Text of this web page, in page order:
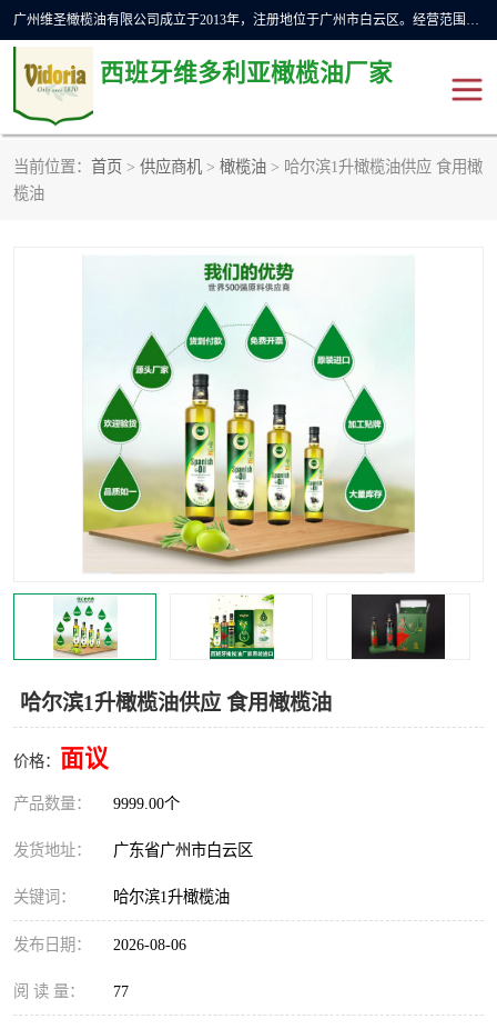
广州维圣橄榄油有限公司成立于2013年，注册地位于广州市白云区。经营范围包括饲料原料销售;畜牧渔业饲料销售;化妆品批发;贸易经纪;食品进出口等，主要产品有：橄榄果渣油，橄榄油，纯橄榄油等。
西班牙维多利亚橄榄油厂家
当前位置： 首页 > 供应商机 > 橄榄油 > 哈尔滨1升橄榄油供应 食用橄
榄油
哈尔滨1升橄榄油供应 食用橄榄油
价格： 面议
产品数量： 9999.00个
发货地址： 广东省广州市白云区
关键词： 哈尔滨1升橄榄油
发布日期： 2026-08-06
阅 读 量： 77
橄榄油